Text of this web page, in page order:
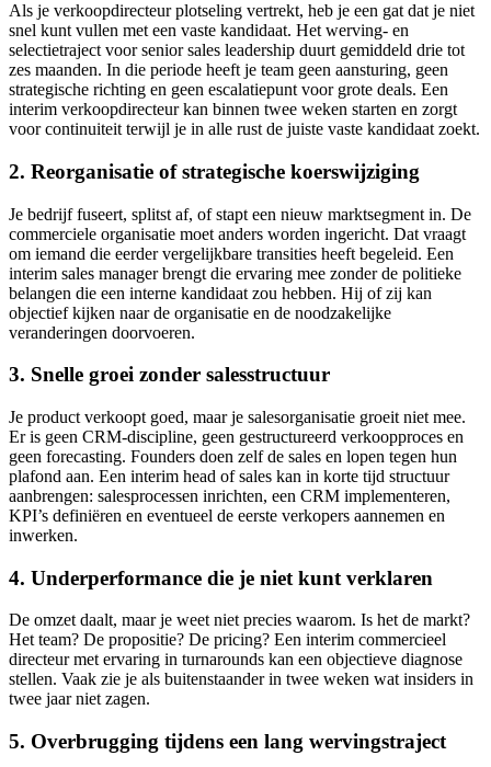
Als je verkoopdirecteur plotseling vertrekt, heb je een gat dat je niet
snel kunt vullen met een vaste kandidaat. Het werving- en
selectietraject voor senior sales leadership duurt gemiddeld drie tot
zes maanden. In die periode heeft je team geen aansturing, geen
strategische richting en geen escalatiepunt voor grote deals. Een
interim verkoopdirecteur kan binnen twee weken starten en zorgt
voor continuiteit terwijl je in alle rust de juiste vaste kandidaat zoekt.
2. Reorganisatie of strategische koerswijziging
Je bedrijf fuseert, splitst af, of stapt een nieuw marktsegment in. De
commerciele organisatie moet anders worden ingericht. Dat vraagt
om iemand die eerder vergelijkbare transities heeft begeleid. Een
interim sales manager brengt die ervaring mee zonder de politieke
belangen die een interne kandidaat zou hebben. Hij of zij kan
objectief kijken naar de organisatie en de noodzakelijke
veranderingen doorvoeren.
3. Snelle groei zonder salesstructuur
Je product verkoopt goed, maar je salesorganisatie groeit niet mee.
Er is geen CRM-discipline, geen gestructureerd verkoopproces en
geen forecasting. Founders doen zelf de sales en lopen tegen hun
plafond aan. Een interim head of sales kan in korte tijd structuur
aanbrengen: salesprocessen inrichten, een CRM implementeren,
KPI’s definiëren en eventueel de eerste verkopers aannemen en
inwerken.
4. Underperformance die je niet kunt verklaren
De omzet daalt, maar je weet niet precies waarom. Is het de markt?
Het team? De propositie? De pricing? Een interim commercieel
directeur met ervaring in turnarounds kan een objectieve diagnose
stellen. Vaak zie je als buitenstaander in twee weken wat insiders in
twee jaar niet zagen.
5. Overbrugging tijdens een lang wervingstraject